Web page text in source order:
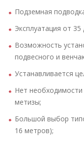
Подземная
Эксплуатация от 35
Возможность
подвесного и
Устанавливается
Нет
метизы;
Большой выбор
16 метров);